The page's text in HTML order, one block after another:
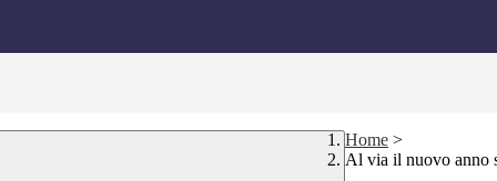
Home >
Al via il nuovo anno